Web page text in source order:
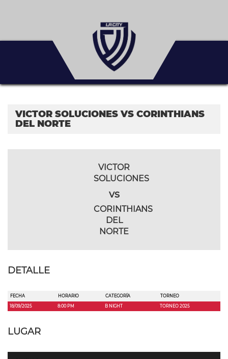
VICTOR SOLUCIONES VS CORINTHIANS
DEL NORTE
VICTOR
SOLUCIONES
vs
CORINTHIANS
DEL
NORTE
DETALLE
FECHA HORARIO CATEGORÍA
TORNEO
18/09/2025
8:00 PM B NIGHT TORNEO 2025
LUGAR